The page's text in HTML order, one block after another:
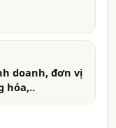
doanh, đơn vị
hóa,..